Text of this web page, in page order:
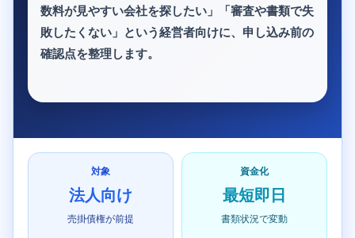
数料が見やすい会社を探したい」「審査や書類で失
敗したくない」という経営者向けに、申し込み前の
確認点を整理します。
対象
法人向け
売掛債権が前提
資金化
最短即日
書類状況で変動